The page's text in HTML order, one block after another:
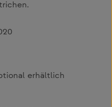
erhältlich